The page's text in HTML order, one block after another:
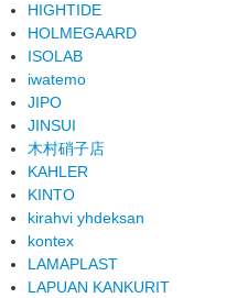
HIGHTIDE
HOLMEGAARD
ISOLAB
iwatemo
JIPO
JINSUI
木村硝子店
KAHLER
KINTO
kirahvi yhdeksan
kontex
LAMAPLAST
LAPUAN KANKURIT